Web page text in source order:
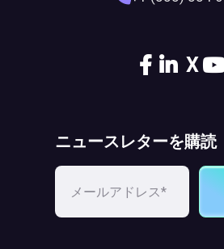
X
ニュースレターを購読